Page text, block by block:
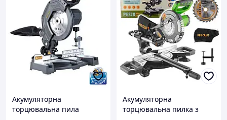
Акумуляторна
торцювальна пила
Акумуляторна
торцювальна пилка з